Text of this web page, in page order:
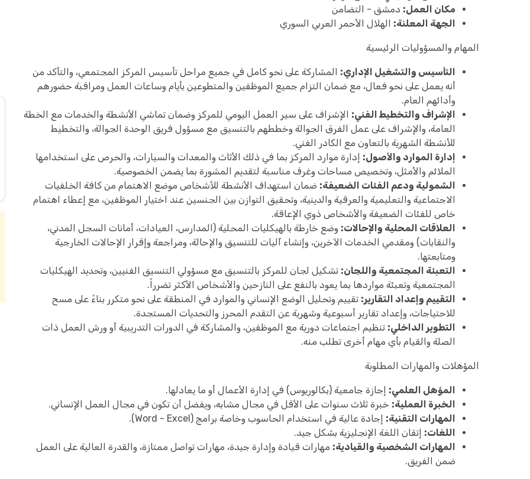
مكان العمل: دمشق - التضامن
الجهة المعلنة: الهلال الأحمر العربي السوري
المهام والمسؤوليات الرئيسية
التأسيس والتشغيل الإداري: المشاركة على نحو كامل في جميع مراحل تأسيس المركز المجتمعي، والتأكد من
أنه يعمل على نحو فعال، مع ضمان التزام جميع الموظفين والمتطوعين بأيام وساعات العمل ومراقبة حضورهم
وأدائهم العام.
الإشراف والتخطيط الفني: الإشراف على سير العمل اليومي للمركز وضمان تماشي الأنشطة والخدمات مع الخطة
العامة، والإشراف على عمل الفرق الجوالة وخططهم بالتنسيق مع مسؤول فريق الوحدة الجوالة، والتخطيط
للأنشطة الشهرية بالتعاون مع الكادر الفني.
إدارة الموارد والأصول: إدارة موارد المركز بما في ذلك الأثاث والمعدات والسيارات، والحرص على استخدامها
الملائم والأمثل، وتخصيص مساحات وغرف مناسبة لتقديم المشورة بما يضمن الخصوصية.
الشمولية ودعم الفئات الضعيفة: ضمان استهداف الأنشطة للأشخاص موضع الاهتمام من كافة الخلفيات
الاجتماعية والتعليمية والعرقية والدينية، وتحقيق التوازن بين الجنسين عند اختيار الموظفين، مع إعطاء اهتمام
خاص للفئات الضعيفة والأشخاص ذوي الإعاقة.
العلاقات المحلية والإحالات: وضع خارطة بالهيكليات المحلية (المدارس، العيادات، أمانات السجل المدني،
والنقابات) ومقدمي الخدمات الآخرين، وإنشاء آليات للتنسيق والإحالة، ومراجعة وإقرار الإحالات الخارجية
ومتابعتها.
التعبئة المجتمعية واللجان: تشكيل لجان للمركز بالتنسيق مع مسؤولي التنسيق الفنيين، وتحديد الهيكليات
المجتمعية وتعبئة مواردها بما يعود بالنفع على النازحين والأشخاص الأكثر تضرراً.
التقييم وإعداد التقارير: تقييم وتحليل الوضع الإنساني والموارد في المنطقة على نحو متكرر بناءً على مسح
للاحتياجات، وإعداد تقارير أسبوعية وشهرية عن التقدم المحرز والتحديات المستجدة.
التطوير الداخلي: تنظيم اجتماعات دورية مع الموظفين، والمشاركة في الدورات التدريبية أو ورش العمل ذات
الصلة والقيام بأي مهام أخرى تطلب منه.
المؤهلات والمهارات المطلوبة
المؤهل العلمي: إجازة جامعية (بكالوريوس) في إدارة الأعمال أو ما يعادلها.
الخبرة العملية: خبرة ثلاث سنوات على الأقل في مجال مشابه، ويفضل أن تكون في مجال العمل الإنساني.
المهارات التقنية: إجادة عالية في استخدام الحاسوب وخاصة برامج (Word - Excel).
اللغات: إتقان اللغة الإنجليزية بشكل جيد.
المهارات الشخصية والقيادية: مهارات قيادة وإدارة جيدة، مهارات تواصل ممتازة، والقدرة العالية على العمل
ضمن الفريق.